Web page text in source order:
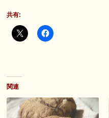
共有:
関連